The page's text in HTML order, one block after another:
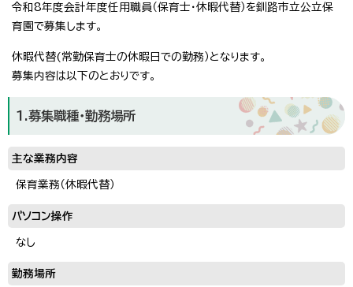
令和8年度会計年度任用職員（保育士・休暇代替）を釧路市立公立保
育園で募集します。
休暇代替(常勤保育士の休暇日での勤務）となります。
募集内容は以下のとおりです。
1.募集職種・勤務場所
主な業務内容
保育業務（休暇代替）
パソコン操作
なし
勤務場所